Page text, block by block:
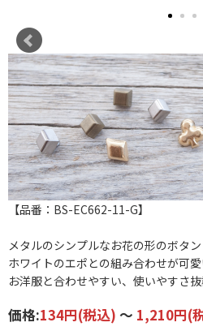
【品番：BS-EC662-11-G】
メタルのシンプルなお花の形のボタン
ホワイトのエポとの組み合わせが可
お洋服と合わせやすい、使いやすさ
価格:134円(税込) ～ 1,210円(